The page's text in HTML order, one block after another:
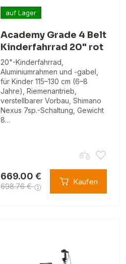
auf Lager
Academy Grade 4 Belt
Kinderfahrrad 20" rot
20"-Kinderfahrrad,
Aluminiumrahmen und -gabel,
für Kinder 115–130 cm (6–8
Jahre), Riemenantrieb,
verstellbarer Vorbau, Shimano
Nexus 7sp.-Schaltung, Gewicht
8…
669.00 €
698.76 € Kaufen